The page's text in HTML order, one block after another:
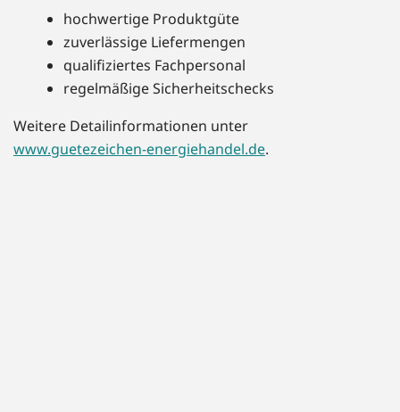
hochwertige Produktgüte
zuverlässige Liefermengen
qualifiziertes Fachpersonal
regelmäßige Sicherheitschecks
Weitere Detailinformationen unter
www.guetezeichen-energiehandel.de.